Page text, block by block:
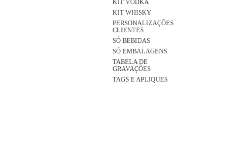
KIT VODKA
KIT WHISKY
PERSONALIZAÇÕES
CLIENTES
SÓ BEBIDAS
SÓ EMBALAGENS
TABELA DE
GRAVAÇÕES
TAGS E APLIQUES